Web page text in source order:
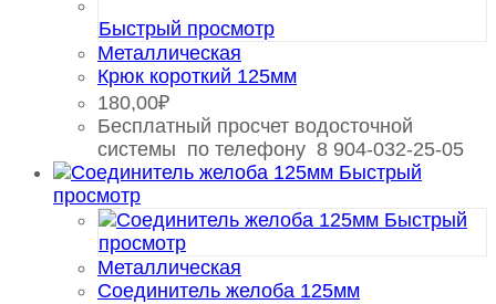
Быстрый просмотр
Металлическая
Крюк короткий 125мм
180,00₽
Бесплатный просчет водосточной
системы по телефону 8 904-032-25-05
Быстрый
просмотр
Быстрый
просмотр
Металлическая
Соединитель желоба 125мм